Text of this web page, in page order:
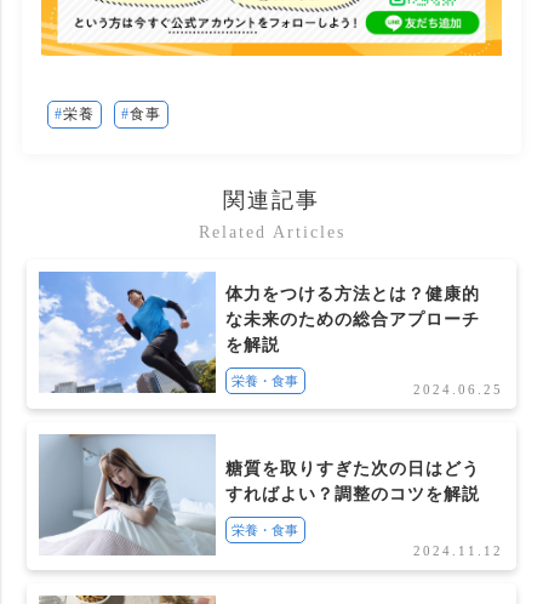
栄養 食事
関連記事
Related Articles
体力をつける方法とは？健康的
な未来のための総合アプローチ
を解説
栄養・食事
2024.06.25
糖質を取りすぎた次の日はどう
すればよい？調整のコツを解説
栄養・食事
2024.11.12